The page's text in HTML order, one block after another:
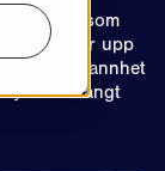
precis som
turer visar upp
noggrannhet
hem långt